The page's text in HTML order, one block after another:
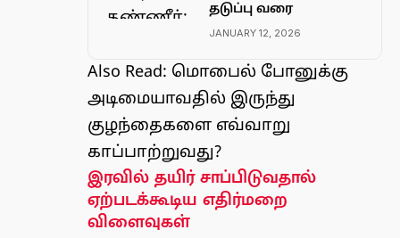
தடுப்பு வரை
JANUARY 12, 2026
Also Read: மொபைல் போனுக்கு
அடிமையாவதில் இருந்து
குழந்தைகளை எவ்வாறு
காப்பாற்றுவது?
இரவில் தயிர் சாப்பிடுவதால்
ஏற்படக்கூடிய எதிர்மறை
விளைவுகள்